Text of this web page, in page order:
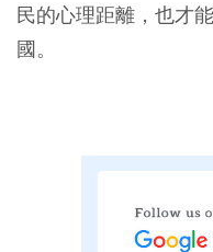
民的心理距離，也才
國。